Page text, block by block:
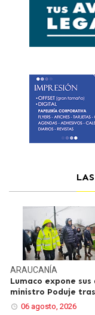
ARAUCANÍA
Lumaco expone sus
ministro Poduje
06 agosto, 2026